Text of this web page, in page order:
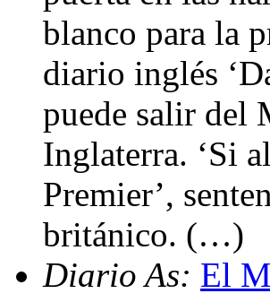
blanco para la
diario inglés
puede salir del
Inglaterra. ‘Si
Premier’,
británico. (…)
Diario As: El